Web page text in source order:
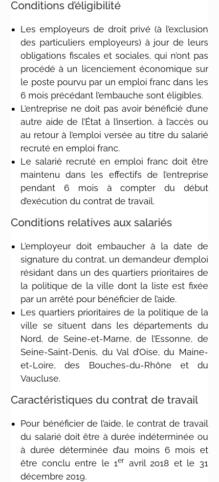
Conditions d’éligibilité
Les employeurs de droit privé (à l’exclusion
des particuliers employeurs) à jour de leurs
obligations fiscales et sociales, qui n’ont pas
procédé à un licenciement économique sur
le poste pourvu par un emploi franc dans les
6 mois précédant l’embauche sont éligibles.
L’entreprise ne doit pas avoir bénéficié d’une
autre aide de l’État à l’insertion, à l’accès ou
au retour à l’emploi versée au titre du salarié
recruté en emploi franc.
Le salarié recruté en emploi franc doit être
maintenu dans les effectifs de l’entreprise
pendant 6 mois à compter du début
d’exécution du contrat de travail.
Conditions relatives aux salariés
L’employeur doit embaucher à la date de
signature du contrat, un demandeur d’emploi
résidant dans un des quartiers prioritaires de
la politique de la ville dont la liste est fixée
par un arrêté pour bénéficier de l’aide.
Les quartiers prioritaires de la politique de la
ville se situent dans les départements du
Nord, de Seine-et-Marne, de l’Essonne, de
Seine-Saint-Denis, du Val d’Oise, du Maine-
et-Loire, des Bouches-du-Rhône et du
Vaucluse.
Caractéristiques du contrat de travail
Pour bénéficier de l’aide, le contrat de travail
du salarié doit être à durée indéterminée ou
à durée déterminée d’au moins 6 mois et
être conclu entre le 1er
avril 2018 et le 31
décembre 2019.